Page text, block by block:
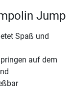
Jump
Spaß und
auf dem